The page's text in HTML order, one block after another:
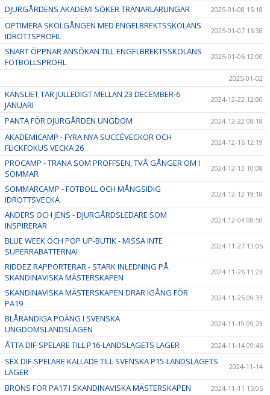
DJURGÅRDENS AKADEMI SÖKER TRÄNARLÄRLINGAR 2025-01-08 15:18
OPTIMERA SKOLGÅNGEN MED ENGELBREKTSSKOLANS
IDROTTSPROFIL
2025-01-07 15:38
SNART ÖPPNAR ANSÖKAN TILL ENGELBREKTSSKOLANS
FOTBOLLSPROFIL
2025-01-06 12:00
2025-01-02
KANSLIET TAR JULLEDIGT MELLAN 23 DECEMBER-6
JANUARI
2024-12-22 12:00
PANTA FÖR DJURGÅRDEN UNGDOM 2024-12-22 08:18
AKADEMICAMP - FYRA NYA SUCCÉVECKOR OCH
FLICKFOKUS VECKA 26
2024-12-16 12:19
PROCAMP - TRÄNA SOM PROFFSEN, TVÅ GÅNGER OM I
SOMMAR
2024-12-13 10:08
SOMMARCAMP - FOTBOLL OCH MÅNGSIDIG
IDROTTSVECKA
2024-12-12 19:18
ANDERS OCH JENS - DJURGÅRDSLEDARE SOM
INSPIRERAR
2024-12-04 08:50
BLUE WEEK OCH POP UP-BUTIK - MISSA INTE
SUPERRABATTERNA!
2024-11-27 13:05
RIDDEZ RAPPORTERAR - STARK INLEDNING PÅ
SKANDINAVISKA MÄSTERSKAPEN
2024-11-26 11:23
SKANDINAVISKA MÄSTERSKAPEN DRAR IGÅNG FÖR
PA19
2024-11-25 09:33
BLÅRANDIGA POÄNG I SVENSKA
UNGDOMSLANDSLAGEN
2024-11-19 09:23
ÅTTA DIF-SPELARE TILL P16-LANDSLAGETS LÄGER 2024-11-14 09:46
SEX DIF-SPELARE KALLADE TILL SVENSKA P15-LANDSLAGETS
LÄGER
2024-11-14
BRONS FÖR PA17 I SKANDINAVISKA MÄSTERSKAPEN 2024-11-11 15:05